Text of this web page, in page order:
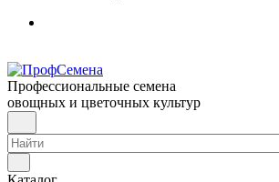
Профессиональные семена
овощных и цветочных культур